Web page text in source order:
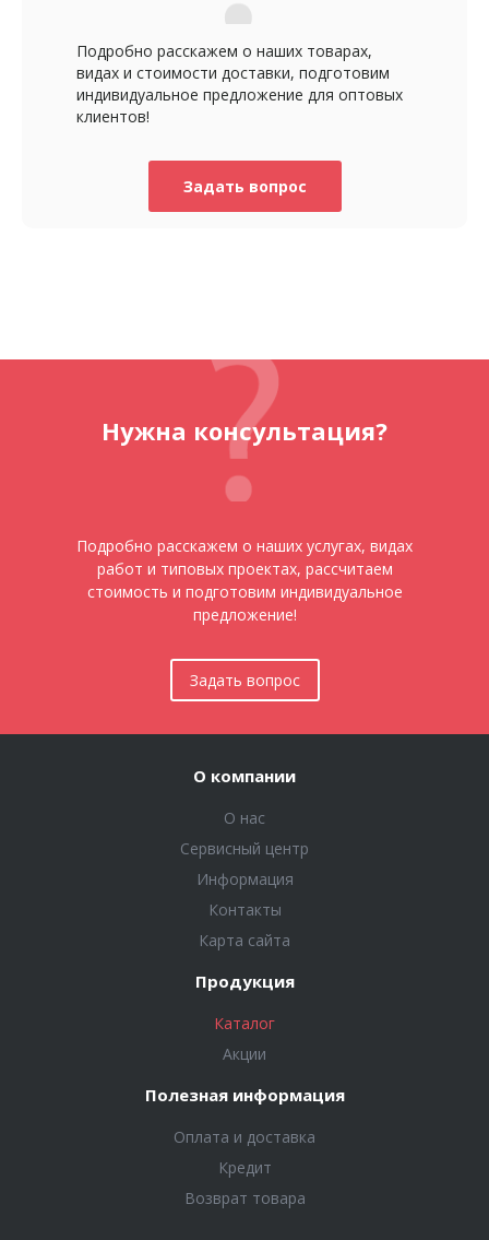
Подробно расскажем о наших товарах,
видах и стоимости доставки, подготовим
индивидуальное предложение для оптовых
клиентов!
Задать вопрос
Нужна консультация?
Подробно расскажем о наших услугах, видах
работ и типовых проектах, рассчитаем
стоимость и подготовим индивидуальное
предложение!
Задать вопрос
О компании
О нас
Сервисный центр
Информация
Контакты
Карта сайта
Продукция
Каталог
Акции
Полезная информация
Оплата и доставка
Кредит
Возврат товара